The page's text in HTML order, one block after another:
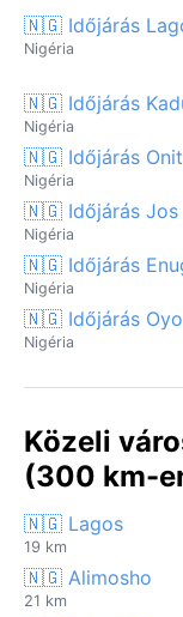
🇳🇬 Időjárás
Nigéria
🇳🇬 Időjárás
Nigéria
🇳🇬 Időjárás
Nigéria
🇳🇬 Időjárás Jos
Nigéria
🇳🇬 Időjárás
Nigéria
🇳🇬 Időjárás Oyo
Nigéria
Közeli
(300 km-
🇳🇬 Lagos
19 km
🇳🇬 Alimosho
21 km